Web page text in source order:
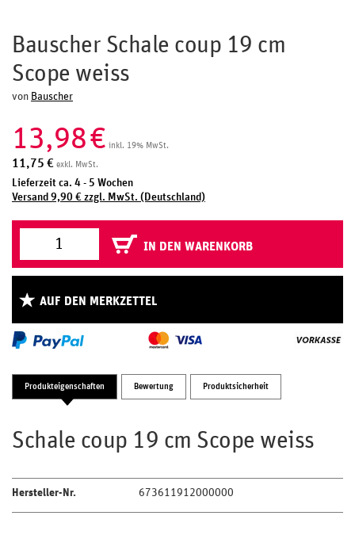
Bauscher Schale coup 19 cm
Scope weiss
von Bauscher
13,98€ inkl. 19% MwSt.
11,75 € exkl. MwSt.
Lieferzeit ca. 4 - 5 Wochen
Versand 9,90 € zzgl. MwSt. (Deutschland)
IN DEN WARENKORB
AUF DEN MERKZETTEL
Produkteigenschaften Bewertung Produktsicherheit
Schale coup 19 cm Scope weiss
Hersteller-Nr. 673611912000000